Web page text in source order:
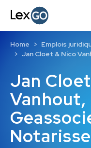
Jan
Vanhout,
Home
Emplois
Jan Cloet & Nico